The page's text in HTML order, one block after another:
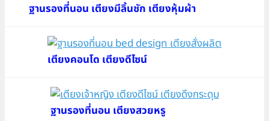
ฐานรองที่นอน เตียงมีลิ้นชัก เตียงหุ้มผ้า
เตียงคอนโด เตียงดีไซน์
ฐานรองที่นอน เตียงสวยหรู